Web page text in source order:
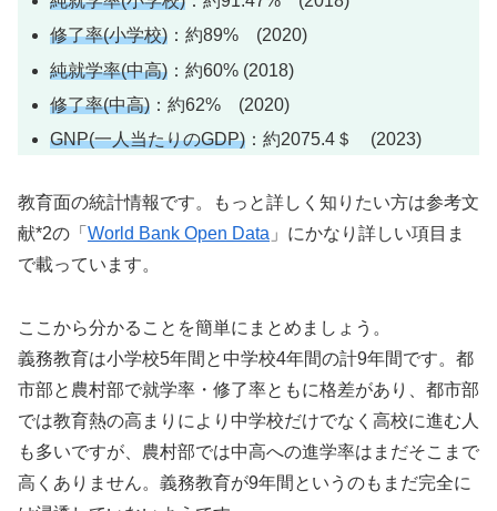
修了率(小学校) ：約89% (2020)
純就学率(中高) ：約60% (2018)
修了率(中高) ：約62% (2020)
GNP(一人当たりのGDP) ：約2075.4＄ (2023)
教育面の統計情報です。もっと詳しく知りたい方は参考文
献*2の「 World Bank Open Data 」にかなり詳しい項目ま
で載っています。
ここから分かることを簡単にまとめましょう。
義務教育は小学校5年間と中学校4年間の計9年間です。都
市部と農村部で就学率・修了率ともに格差があり、都市部
では教育熱の高まりにより中学校だけでなく高校に進む人
も多いですが、農村部では中高への進学率はまだそこまで
高くありません。義務教育が9年間というのもまだ完全に